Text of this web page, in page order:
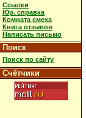
Ссылки
Юр. справка
Комната смеха
Книга отзывов
Написать письмо
Поиск
Поиск по сайту
Счётчики